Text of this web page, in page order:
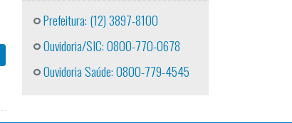
Prefeitura: (12) 3897-8100
Ouvidoria/SIC: 0800-770-0678
Ouvidoria Saúde: 0800-779-4545